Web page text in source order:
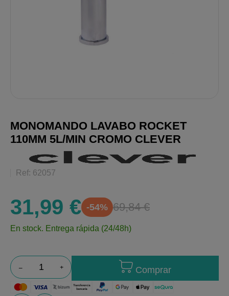
MONOMANDO LAVABO ROCKET
110MM 5L/MIN CROMO CLEVER
Ref: 62057
31,99 € -54% 69,84 €
En stock. Entrega rápida (24/48h)
Comprar